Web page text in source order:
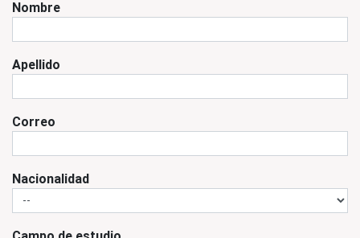
Nombre
Apellido
Correo
Nacionalidad